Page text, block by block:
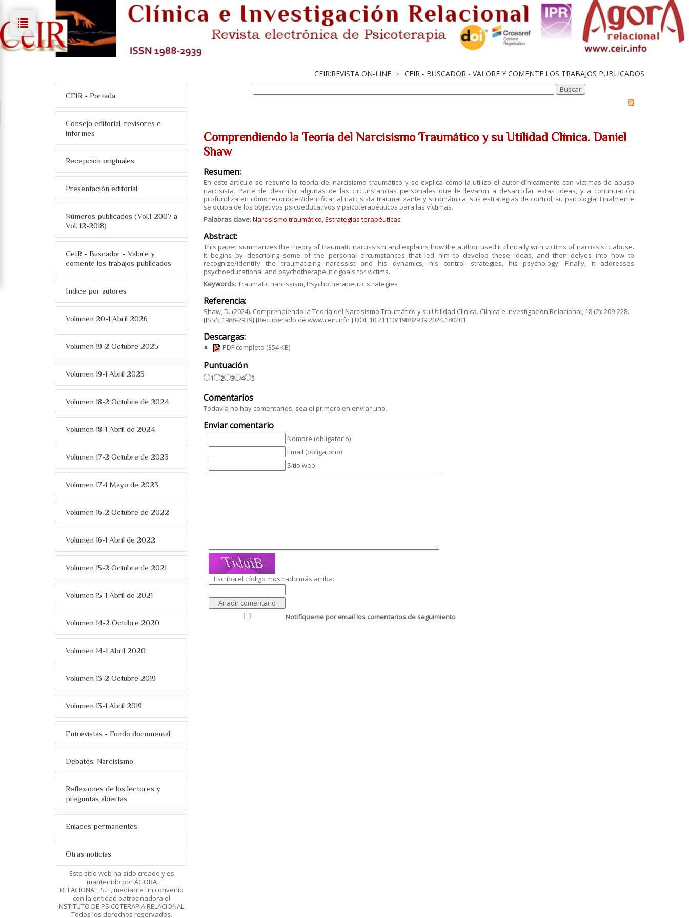
CEIR:REVISTA ON-LINE > CEIR - BUSCADOR - VALORE Y COMENTE LOS TRABAJOS PUBLICADOS
CEIR - Portada
Consejo editorial, revisores e
informes
Recepción originales
Presentación editorial
Números publicados (Vol.1-2007 a
Vol. 12-2018)
CeIR - Buscador - Valore y
comente los trabajos publicados
Indice por autores
Volumen 20-1 Abril 2026
Volumen 19-2 Octubre 2025
Volumen 19-1 Abril 2025
Volumen 18-2 Octubre de 2024
Volumen 18-1 Abril de 2024
Volumen 17-2 Octubre de 2023
Volumen 17-1 Mayo de 2023
Volumen 16-2 Octubre de 2022
Volumen 16-1 Abril de 2022
Volumen 15-2 Octubre de 2021
Volumen 15-1 Abril de 2021
Volumen 14-2 Octubre 2020
Volumen 14-1 Abril 2020
Volumen 13-2 Octubre 2019
Volumen 13-1 Abril 2019
Entrevistas - Fondo documental
Debates: Narcisismo
Reflexiones de los lectores y
preguntas abiertas
Enlaces permanentes
Otras noticias
Este sitio web ha sido creado y es
mantenido por ÁGORA
RELACIONAL, S.L., mediante un convenio
con la entidad patrocinadora el
INSTITUTO DE PSICOTERAPIA RELACIONAL.
Todos los derechos reservados.
Comprendiendo la Teoría del Narcisismo Traumático y su Utilidad Clínica. Daniel
Shaw
Resumen:
En este artículo se resume la teoría del narcisismo traumático y se explica cómo la utilizo el autor clínicamente con víctimas de abuso
narcisista. Parte de describir algunas de las circunstancias personales que le llevaron a desarrollar estas ideas, y a continuación
profundiza en cómo reconocer/identificar al narcisista traumatizante y su dinámica, sus estrategias de control, su psicología. Finalmente
se ocupa de los objetivos psicoeducativos y psicoterapéuticos para las víctimas.
Palabras clave: Narcisismo traumático,Estrategias terapéuticas
Abstract:
This paper summarizes the theory of traumatic narcissism and explains how the author used it clinically with victims of narcissistic abuse.
It begins by describing some of the personal circumstances that led him to develop these ideas, and then delves into how to
recognize/identify the traumatizing narcissist and his dynamics, his control strategies, his psychology. Finally, it addresses
psychoeducational and psychotherapeutic goals for victims.
Keywords: Traumatic narcissism, Psychotherapeutic strategies
Referencia:
Shaw, D. (2024). Comprendiendo la Teoría del Narcisismo Traumático y su Utilidad Clínica. Clínica e Investigación Relacional, 18 (2): 209-228.
[ISSN 1988-2939] [Recuperado de www.ceir.info ] DOI: 10.21110/19882939.2024.180201
Descargas:
PDF completo (354 KB)
Puntuación
1 2 3 4 5
Comentarios
Todavía no hay comentarios, sea el primero en enviar uno.
Enviar comentario
Nombre (obligatorio)
Email (obligatorio)
Sitio web
Escriba el código mostrado más arriba:
Notifíqueme por email los comentarios de seguimiento